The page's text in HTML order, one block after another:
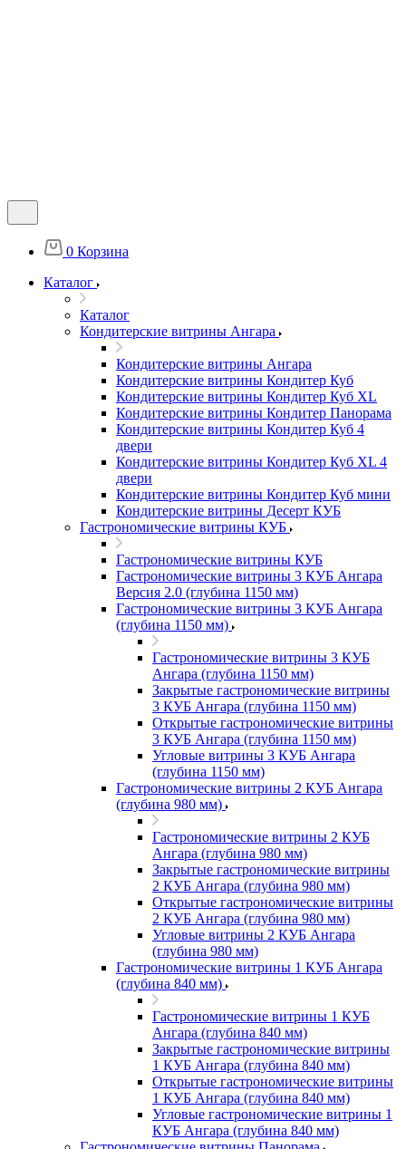
0 Корзина
Каталог
Каталог
Кондитерские витрины Ангара
Кондитерские витрины Ангара
Кондитерские витрины Кондитер Куб
Кондитерские витрины Кондитер Куб XL
Кондитерские витрины Кондитер Панорама
Кондитерские витрины Кондитер Куб 4
двери
Кондитерские витрины Кондитер Куб XL 4
двери
Кондитерские витрины Кондитер Куб мини
Кондитерские витрины Десерт КУБ
Гастрономические витрины КУБ
Гастрономические витрины КУБ
Гастрономические витрины 3 КУБ Ангара
Версия 2.0 (глубина 1150 мм)
Гастрономические витрины 3 КУБ Ангара
(глубина 1150 мм)
Гастрономические витрины 3 КУБ
Ангара (глубина 1150 мм)
Закрытые гастрономические витрины
3 КУБ Ангара (глубина 1150 мм)
Открытые гастрономические витрины
3 КУБ Ангара (глубина 1150 мм)
Угловые витрины 3 КУБ Ангара
(глубина 1150 мм)
Гастрономические витрины 2 КУБ Ангара
(глубина 980 мм)
Гастрономические витрины 2 КУБ
Ангара (глубина 980 мм)
Закрытые гастрономические витрины
2 КУБ Ангара (глубина 980 мм)
Открытые гастрономические витрины
2 КУБ Ангара (глубина 980 мм)
Угловые витрины 2 КУБ Ангара
(глубина 980 мм)
Гастрономические витрины 1 КУБ Ангара
(глубина 840 мм)
Гастрономические витрины 1 КУБ
Ангара (глубина 840 мм)
Закрытые гастрономические витрины
1 КУБ Ангара (глубина 840 мм)
Открытые гастрономические витрины
1 КУБ Ангара (глубина 840 мм)
Угловые гастрономические витрины 1
КУБ Ангара (глубина 840 мм)